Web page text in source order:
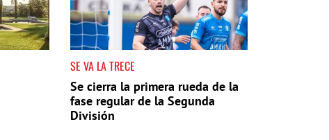
SE VA LA TRECE
Se cierra la primera rueda de la
fase regular de la Segunda
División